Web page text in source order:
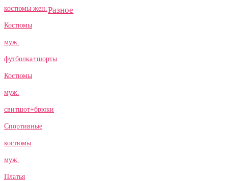
костюмы жен.
Костюмы
муж.
футболка+шорты
Костюмы
муж.
свитшот+брюки
Спортивные
костюмы
муж.
Платья
Разное